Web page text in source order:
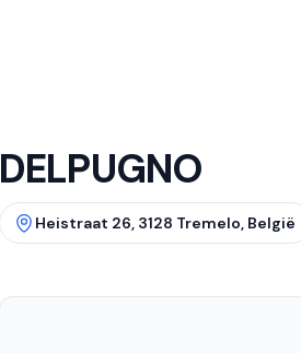
DELPUGNO
Heistraat 26, 3128 Tremelo, België